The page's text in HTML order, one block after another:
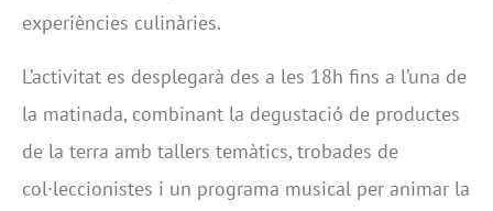
experiències culinàries.
L’activitat es desplegarà des a les 18h fins a l’una de
la matinada, combinant la degustació de productes
de la terra amb tallers temàtics, trobades de
col·leccionistes i un programa musical per animar la